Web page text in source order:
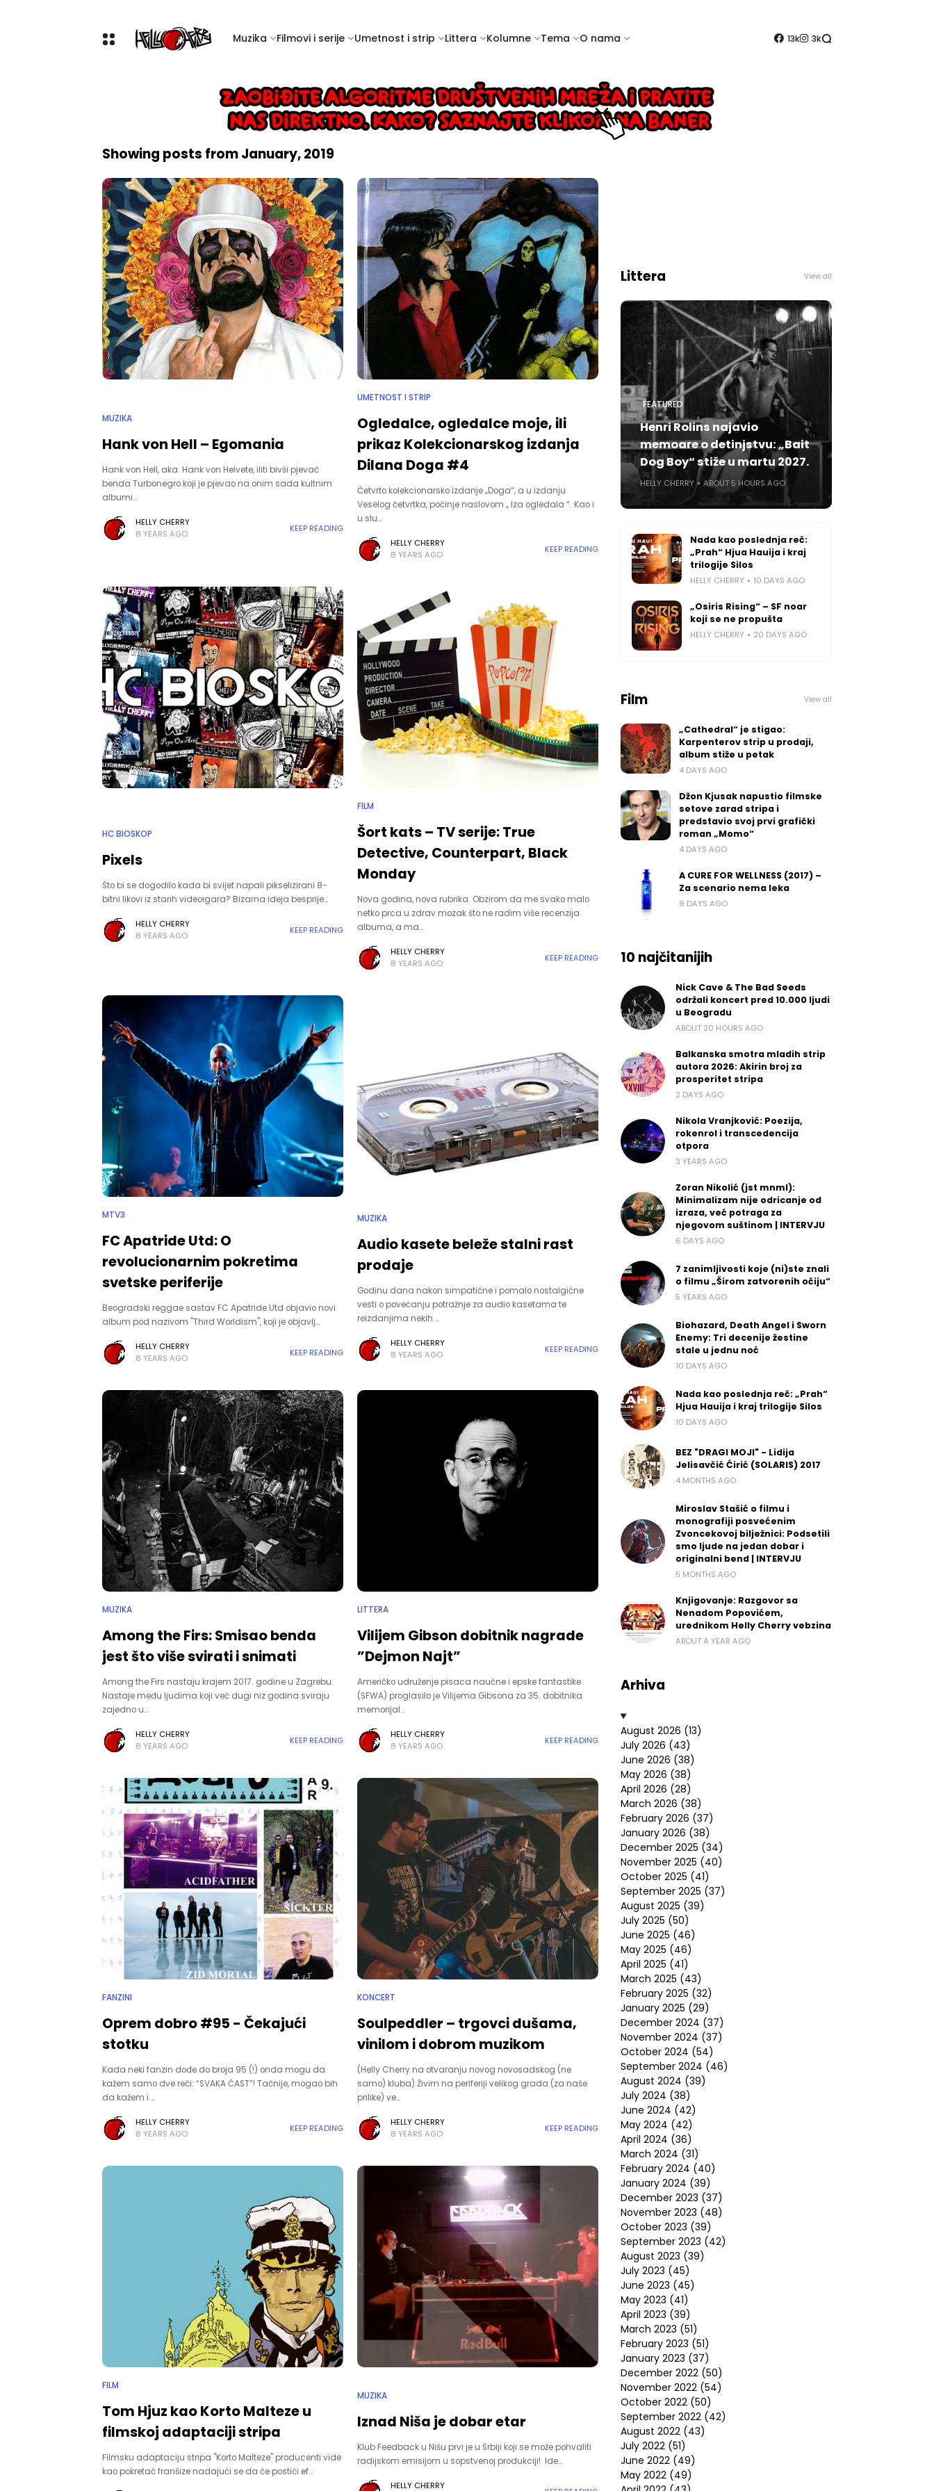
Muzika Filmovi i serije Umetnost i strip Littera Kolumne Tema O nama 13k 3k
Showing posts from January, 2019
MUZIKA
Hank von Hell – Egomania
Hank von Hell, aka. Hank von Helvete, iliti bivši pjevač
benda Turbonegro koji je pjevao na onim sada kultnim
albumi…
HELLY CHERRY
8 YEARS AGO
KEEP READING
UMETNOST I STRIP
Ogledalce, ogledalce moje, ili
prikaz Kolekcionarskog izdanja
Dilana Doga #4
Četvrto kolekcionarsko izdanje „Doga“, a u izdanju
Veselog četvrtka, počinje naslovom „ Iza ogledala “. Kao i
u slu…
HELLY CHERRY
8 YEARS AGO
KEEP READING
HC BIOSKOP
Pixels
Što bi se dogodilo kada bi svijet napali pikselizirani 8-
bitni likovi iz starih videoigara? Bizarna ideja besprije…
HELLY CHERRY
8 YEARS AGO
KEEP READING
FILM
Šort kats – TV serije: True
Detective, Counterpart, Black
Monday
Nova godina, nova rubrika. Obzirom da me svako malo
netko prca u zdrav mozak što ne radim više recenzija
albuma, a ma…
HELLY CHERRY
8 YEARS AGO
KEEP READING
MTV3
FC Apatride Utd: O
revolucionarnim pokretima
svetske periferije
Beogradski reggae sastav FC Apatride Utd objavio novi
album pod nazivom "Third Worldism", koji je objavlj…
HELLY CHERRY
8 YEARS AGO
KEEP READING
MUZIKA
Audio kasete beleže stalni rast
prodaje
Godinu dana nakon simpatične i pomalo nostalgične
vesti o povećanju potražnje za audio kasetama te
reizdanjima nekih …
HELLY CHERRY
8 YEARS AGO
KEEP READING
MUZIKA
Among the Firs: Smisao benda
jest što više svirati i snimati
Among the Firs nastaju krajem 2017. godine u Zagrebu.
Nastaje među ljudima koji već dugi niz godina sviraju
zajedno u…
HELLY CHERRY
8 YEARS AGO
KEEP READING
LITTERA
Vilijem Gibson dobitnik nagrade
”Dejmon Najt”
Američko udruženje pisaca naučne i epske fantastike
(SFWA) proglasilo je Vilijema Gibsona za 35. dobitnika
memorijal…
HELLY CHERRY
8 YEARS AGO
KEEP READING
FANZINI
Oprem dobro #95 - Čekajući
stotku
Kada neki fanzin dođe do broja 95 (!) onda mogu da
kažem samo dve reči: “SVAKA ČAST”! Tačnije, mogao bih
da kažem i …
HELLY CHERRY
8 YEARS AGO
KEEP READING
KONCERT
Soulpeddler – trgovci dušama,
vinilom i dobrom muzikom
(Helly Cherry na otvaranju novog novosadskog (ne
samo) kluba) Živim na periferiji velikog grada (za naše
prilike) ve…
HELLY CHERRY
8 YEARS AGO
KEEP READING
FILM
Tom Hjuz kao Korto Malteze u
filmskoj adaptaciji stripa
Filmsku adaptaciju stripa "Korto Malteze" producenti vide
kao pokretač franšize nadajući se da će postići ef…
MUZIKA
Iznad Niša je dobar etar
Klub Feedback u Nišu prvi je u Srbiji koji se može pohvaliti
radijskom emisijom u sopstvenoj produkciji! Ide…
HELLY CHERRY
Littera View all
FEATURED
Henri Rolins najavio
memoare o detinjstvu: „Bait
Dog Boy“ stiže u martu 2027.
HELLY CHERRY ABOUT 5 HOURS AGO
Nada kao poslednja reč:
„Prah“ Hjua Hauija i kraj
trilogije Silos
HELLY CHERRY 10 DAYS AGO
„Osiris Rising“ – SF noar
koji se ne propušta
HELLY CHERRY 20 DAYS AGO
Film View all
„Cathedral“ je stigao:
Karpenterov strip u prodaji,
album stiže u petak
4 DAYS AGO
Džon Kjusak napustio filmske
setove zarad stripa i
predstavio svoj prvi grafički
roman „Momo“
4 DAYS AGO
A CURE FOR WELLNESS (2017) –
Za scenario nema leka
9 DAYS AGO
10 najčitanijih
Nick Cave & The Bad Seeds
održali koncert pred 10.000 ljudi
u Beogradu
ABOUT 20 HOURS AGO
Balkanska smotra mladih strip
autora 2026: Akirin broj za
prosperitet stripa
2 DAYS AGO
Nikola Vranjković: Poezija,
rokenrol i transcedencija
otpora
3 YEARS AGO
Zoran Nikolić (jst mnml):
Minimalizam nije odricanje od
izraza, već potraga za
njegovom suštinom | INTERVJU
6 DAYS AGO
7 zanimljivosti koje (ni)ste znali
o filmu „Širom zatvorenih očiju“
5 YEARS AGO
Biohazard, Death Angel i Sworn
Enemy: Tri decenije žestine
stale u jednu noć
10 DAYS AGO
Nada kao poslednja reč: „Prah“
Hjua Hauija i kraj trilogije Silos
10 DAYS AGO
BEZ "DRAGI MOJI" - Lidija
Jelisavčić Ćirić (SOLARIS) 2017
4 MONTHS AGO
Miroslav Stašić o filmu i
monografiji posvećenim
Zvoncekovoj bilježnici: Podsetili
smo ljude na jedan dobar i
originalni bend | INTERVJU
5 MONTHS AGO
Knjigovanje: Razgovor sa
Nenadom Popovićem,
urednikom Helly Cherry vebzina
ABOUT A YEAR AGO
Arhiva
August 2026 (13)
July 2026 (43)
June 2026 (38)
May 2026 (38)
April 2026 (28)
March 2026 (38)
February 2026 (37)
January 2026 (38)
December 2025 (34)
November 2025 (40)
October 2025 (41)
September 2025 (37)
August 2025 (39)
July 2025 (50)
June 2025 (46)
May 2025 (46)
April 2025 (41)
March 2025 (43)
February 2025 (32)
January 2025 (29)
December 2024 (37)
November 2024 (37)
October 2024 (54)
September 2024 (46)
August 2024 (39)
July 2024 (38)
June 2024 (42)
May 2024 (42)
April 2024 (36)
March 2024 (31)
February 2024 (40)
January 2024 (39)
December 2023 (37)
November 2023 (48)
October 2023 (39)
September 2023 (42)
August 2023 (39)
July 2023 (45)
June 2023 (45)
May 2023 (41)
April 2023 (39)
March 2023 (51)
February 2023 (51)
January 2023 (37)
December 2022(50)
November 2022(54)
October 2022(50)
September 2022(42)
August 2022(43)
July 2022(51)
June 2022(49)
May 2022(49)